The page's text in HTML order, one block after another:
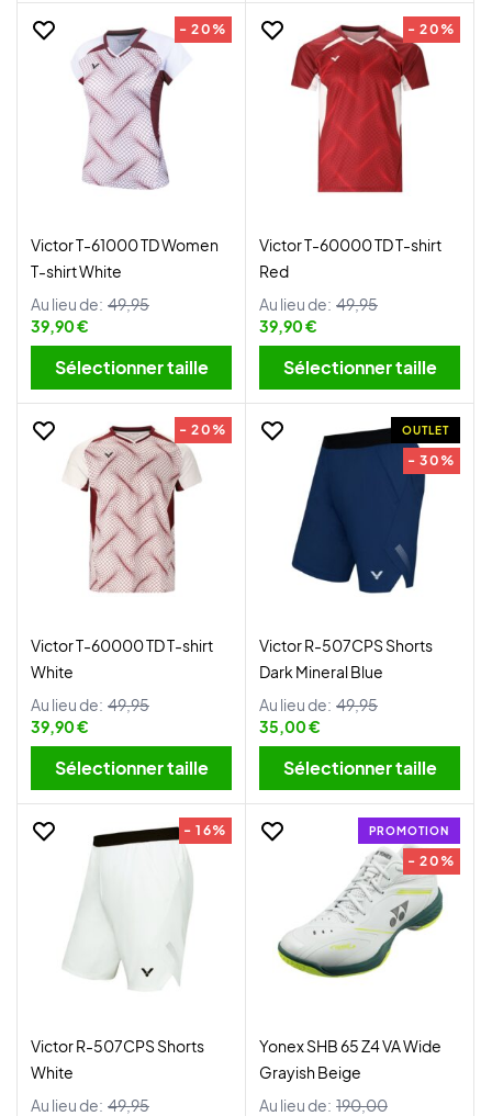
- 20%
Victor T-61000 TD Women
T-shirt White
Au lieu de: 49,95
39,90 €
Sélectionner taille
- 20%
Victor T-60000 TD T-shirt
Red
Au lieu de: 49,95
39,90 €
Sélectionner taille
- 20%
Victor T-60000 TD T-shirt
White
Au lieu de: 49,95
39,90 €
Sélectionner taille
OUTLET
- 30%
Victor R-507CPS Shorts
Dark Mineral Blue
Au lieu de: 49,95
35,00 €
Sélectionner taille
- 16%
Victor R-507CPS Shorts
White
Au lieu de: 49,95
PROMOTION
- 20%
Yonex SHB 65 Z4 VA Wide
Grayish Beige
Au lieu de: 190,00